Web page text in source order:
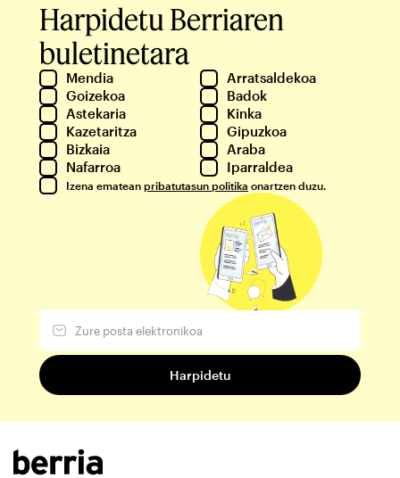
Harpidetu Berriaren
buletinetara
Mendia
Arratsaldekoa
Goizekoa
Badok
Astekaria
Kinka
Kazetaritza
Gipuzkoa
Bizkaia
Araba
Nafarroa
Iparraldea
Izena ematean pribatutasun politika onartzen duzu.